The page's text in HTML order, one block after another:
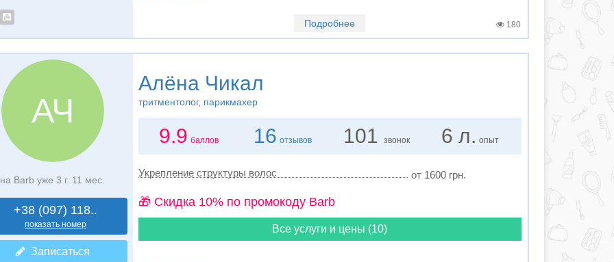
Подробнее 180
АЧ
на Barb уже 3 г. 11 мес.
+38 (097) 118..
показать номер
Записаться
Алёна Чикал
тритментолог, парикмахер
9.9 баллов 16 отзывов 101 звонок 6 л. опыт
Укрепление структуры волос от 1600 грн.
🎁 Cкидка 10% по промокоду Barb
Все услуги и цены (10)